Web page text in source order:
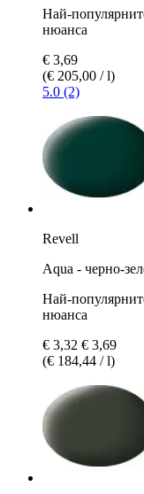
Най-
нюанса
€ 3,69
(€ 205,00 / l)
5.0 (2)
Revell
Aqua - черно-
Най-
нюанса
€ 3,32 € 3,69
(€ 184,44 / l)